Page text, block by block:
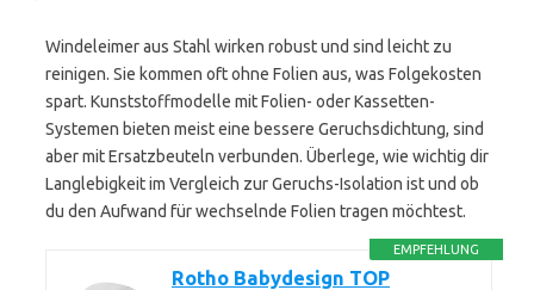
Windeleimer aus Stahl wirken robust und sind leicht zu
reinigen. Sie kommen oft ohne Folien aus, was Folgekosten
spart. Kunststoffmodelle mit Folien- oder Kassetten-
Systemen bieten meist eine bessere Geruchsdichtung, sind
aber mit Ersatzbeuteln verbunden. Überlege, wie wichtig dir
Langlebigkeit im Vergleich zur Geruchs-Isolation ist und ob
du den Aufwand für wechselnde Folien tragen möchtest.
EMPFEHLUNG
Rotho Babydesign TOP